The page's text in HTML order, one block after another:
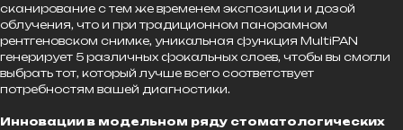
сканирование с тем же временем экспозиции и дозой
облучения, что и при традиционном панорамном
рентгеновском снимке, уникальная функция MultiPAN
генерирует 5 различных фокальных слоев, чтобы вы смогли
выбрать тот, который лучше всего соответствует
потребностям вашей диагностики.
Инновации в модельном ряду стоматологических